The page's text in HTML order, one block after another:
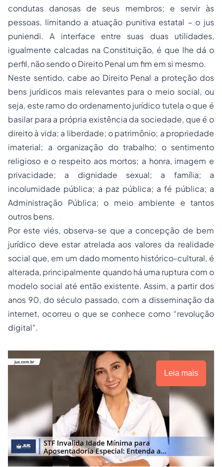
condutas danosas de seus membros; e servir às
pessoas, limitando a atuação punitiva estatal – o jus
puniendi. A interface entre suas duas utilidades,
igualmente calcadas na Constituição, é que lhe dá o
perfil, não sendo o Direito Penal um fim em si mesmo.
Neste sentido, cabe ao Direito Penal a proteção dos
bens jurídicos mais relevantes para o meio social, ou
seja, este ramo do ordenamento jurídico tutela o que é
basilar para a própria existência da sociedade, que é o
direito à vida; a liberdade; o patrimônio; a propriedade
imaterial; a organização do trabalho; o sentimento
religioso e o respeito aos mortos; a honra, imagem e
privacidade; a dignidade sexual; a família; a
incolumidade pública; a paz pública; a fé pública; a
Administração Pública; o meio ambiente e tantos
outros bens.
Por este viés, observa-se que a concepção de bem
jurídico deve estar atrelada aos valores da realidade
social que, em um dado momento histórico-cultural, é
alterada, principalmente quando há uma ruptura com o
modelo social até então existente. Assim, a partir dos
anos 90, do século passado, com a disseminação da
internet, ocorreu o que se conhece como “revolução
digital”.
Leia mais